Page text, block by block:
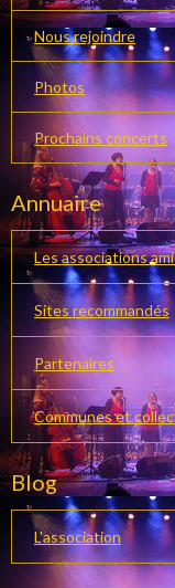
Nous rejoindre
Photos
Prochains concerts
Annuaire
Les associations
Sites recommandés
Partenaires
Communes et
Blog
L'association